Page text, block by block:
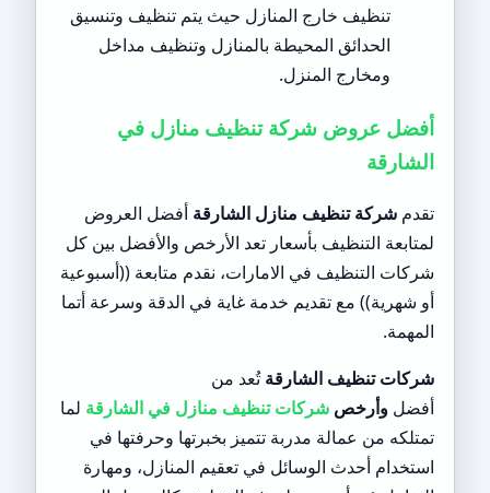
تنظيف خارج المنازل حيث يتم تنظيف وتنسيق
الحدائق المحيطة بالمنازل وتنظيف مداخل
ومخارج المنزل.
أفضل عروض شركة تنظيف منازل في
الشارقة
تقدم شركة تنظيف منازل الشارقة أفضل العروض
لمتابعة التنظيف بأسعار تعد الأرخص والأفضل بين كل
شركات التنظيف في الامارات، نقدم متابعة ((أسبوعية
أو شهرية)) مع تقديم خدمة غاية في الدقة وسرعة أتما
المهمة.
شركات تنظيف الشارقةتُعد من
أفضل وأرخص شركات تنظيف منازل في الشارقة لما
تمتلكه من عمالة مدربة تتميز بخبرتها وحرفتها في
استخدام أحدث الوسائل في تعقيم المنازل، ومهارة